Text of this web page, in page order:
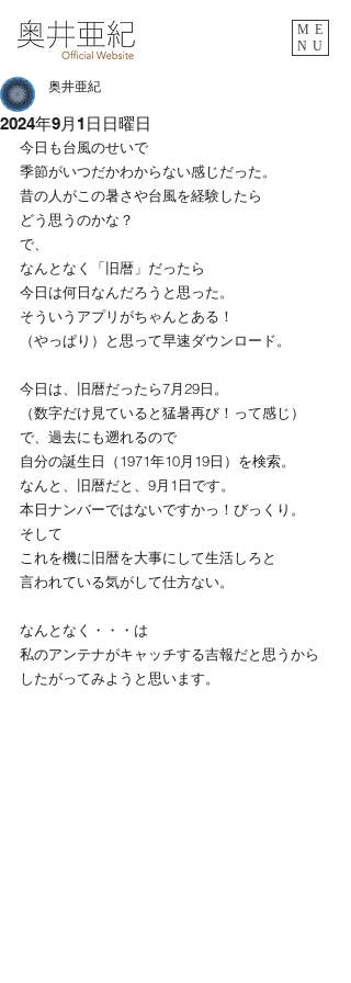
ME
NU
2024年9月1日日曜日
奥井亜紀
今日も台風のせいで
季節がいつだかわからない感じだった。
昔の人がこの暑さや台風を経験したら
どう思うのかな？
で、
なんとなく「旧暦」だったら
今日は何日なんだろうと思った。
そういうアプリがちゃんとある！
（やっぱり）と思って早速ダウンロード。
今日は、旧暦だったら7月29日。
（数字だけ見ていると猛暑再び！って感じ）
で、過去にも遡れるので
自分の誕生日（1971年10月19日）を検索。
なんと、旧暦だと、9月1日です。
本日ナンバーではないですかっ！びっくり。
そして
これを機に旧暦を大事にして生活しろと
言われている気がして仕方ない。
なんとなく・・・は
私のアンテナがキャッチする吉報だと思うから
したがってみようと思います。